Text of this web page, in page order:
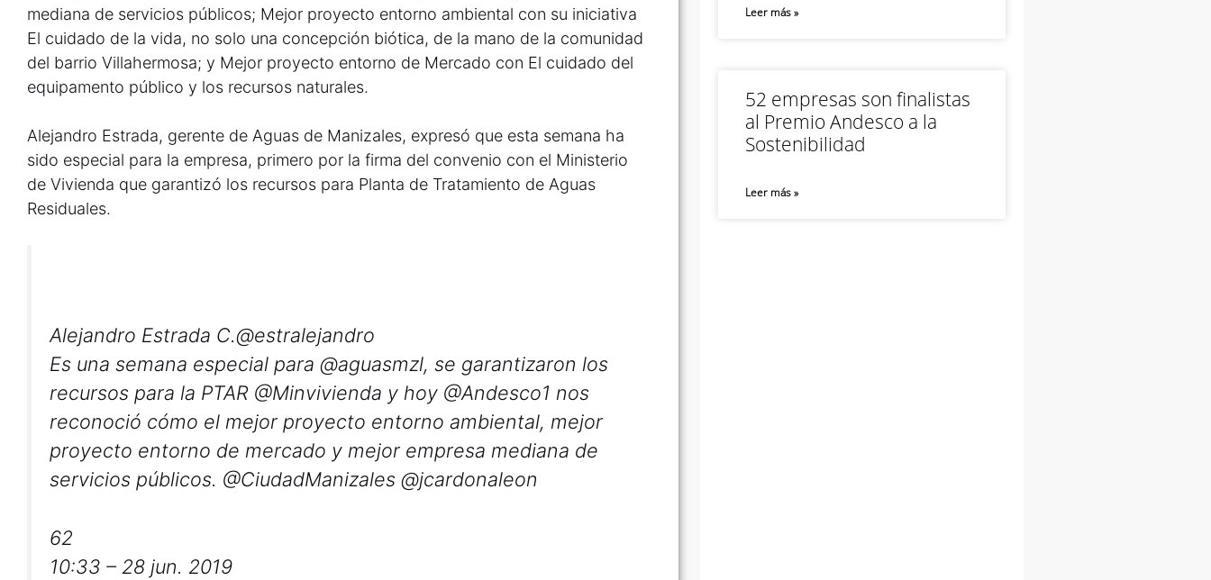
mediana de servicios públicos; Mejor proyecto entorno ambiental con su iniciativa
El cuidado de la vida, no solo una concepción biótica, de la mano de la comunidad
del barrio Villahermosa; y Mejor proyecto entorno de Mercado con El cuidado del
equipamento público y los recursos naturales.
Alejandro Estrada, gerente de Aguas de Manizales, expresó que esta semana ha
sido especial para la empresa, primero por la firma del convenio con el Ministerio
de Vivienda que garantizó los recursos para Planta de Tratamiento de Aguas
Residuales.
Alejandro Estrada C.@estralejandro
Es una semana especial para @aguasmzl, se garantizaron los
recursos para la PTAR @Minvivienda y hoy @Andesco1 nos
reconoció cómo el mejor proyecto entorno ambiental, mejor
proyecto entorno de mercado y mejor empresa mediana de
servicios públicos. @CiudadManizales @jcardonaleon
62
10:33 – 28 jun. 2019
Leer más »
52 empresas son finalistas
al Premio Andesco a la
Sostenibilidad
Leer más »